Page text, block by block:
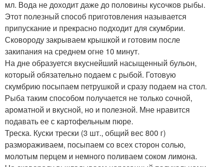
мл. Вода не доходит даже до половины кусочков рыбы.
Этот полезный способ приготовления называется
припускание и прекрасно подходит для скумбрии.
Сковороду закрываем крышкой и готовим после
закипания на среднем огне 10 минут.
На дне образуется вкуснейший насыщенный бульон,
который обязательно подаем с рыбой. Готовую
скумбрию посыпаем петрушкой и сразу подаем на стол.
Рыба таким способом получается не только сочной,
ароматной и вкусной, но и полезной. Мне нравится
подавать ее с картофельным пюре.
Треска. Куски трески (3 шт., общий вес 800 г)
размораживаем, посыпаем со всех сторон солью,
молотым перцем и немного поливаем соком лимона.